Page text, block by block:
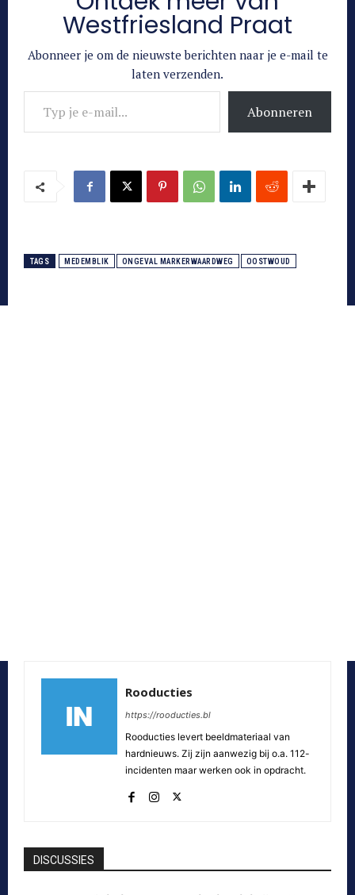
Westfriesland Praat
Abonneer je om de nieuwste berichten naar je e-mail te
laten verzenden.
Typ je e-mail...
Abonneren
TAGS MEDEMBLIK ONGEVAL MARKERWAARDWEG OOSTWOUD
Rooducties
https://rooducties.bl
Rooducties levert beeldmateriaal van
hardnieuws. Zij zijn aanwezig bij o.a. 112-
incidenten maar werken ook in opdracht.
DISCUSSIES